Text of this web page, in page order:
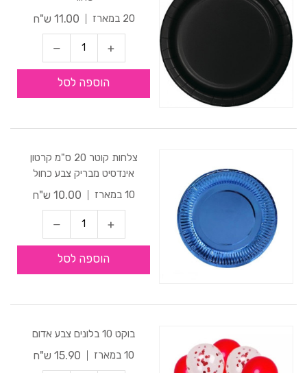
20 במארז
11.00 ש"ח
הוספה לסל
צלחות קוטר 20 ס"מ קרטון
אינדסיט מבריק צבע כחול
10 במארז
10.00 ש"ח
הוספה לסל
בוקט 10 בלונים צבע אדום
10 במארז
15.90 ש"ח